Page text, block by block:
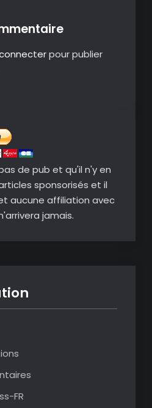
pour publier
de pub et qu'il n'y en
sponsorisés et il
aucune affiliation avec
jamais.
FR